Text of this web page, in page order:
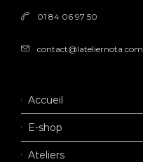
01 84 06 97 50
contact@lateliernota.com
Accueil
E-shop
Ateliers